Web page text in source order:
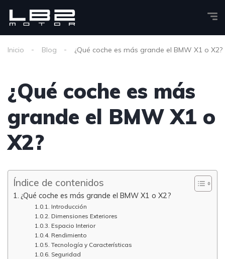
Inicio Blog ¿Qué coche es más grande el BMW X1 o X2?
¿Qué coche es más
grande el BMW X1 o
X2?
Índice de contenidos
¿Qué coche es más grande el BMW X1 o X2?
Introducción
Dimensiones Exteriores
Espacio Interior
Rendimiento
Tecnología y Características
Seguridad